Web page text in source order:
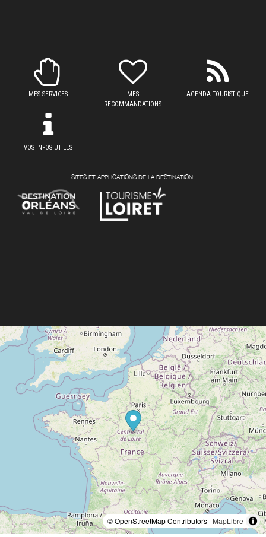
MES SERVICES
MES
RECOMMANDATIONS
AGENDA TOURISTIQUE
VOS INFOS UTILES
SITES ET APPLICATIONS DE LA DESTINATION:
© OpenStreetMap Contributors | MapLibre